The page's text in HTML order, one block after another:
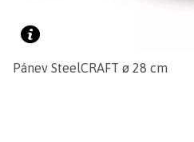
Pánev SteelCRAFT ø 28 cm